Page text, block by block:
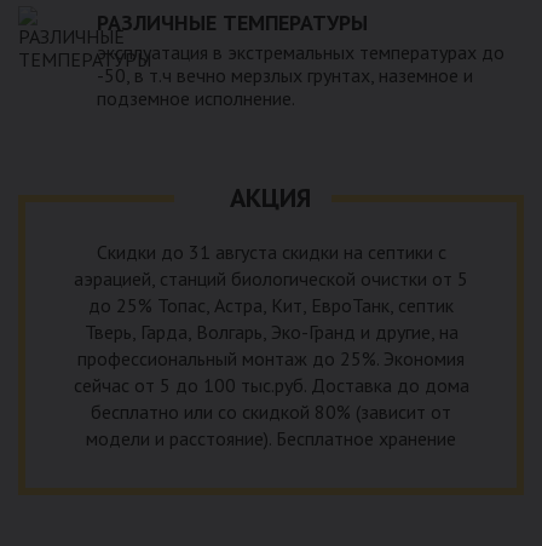
РАЗЛИЧНЫЕ ТЕМПЕРАТУРЫ
эксплуатация в экстремальных температурах до
-50, в т.ч вечно мерзлых грунтах, наземное и
подземное исполнение.
АКЦИЯ
Скидки до 31 августа скидки на септики с
аэрацией, станций биологической очистки от 5
до 25% Топас, Астра, Кит, ЕвроТанк, септик
Тверь, Гарда, Волгарь, Эко-Гранд и другие, на
профессиональный монтаж до 25%. Экономия
сейчас от 5 до 100 тыс.руб. Доставка до дома
бесплатно или со скидкой 80% (зависит от
модели и расстояние). Бесплатное хранение